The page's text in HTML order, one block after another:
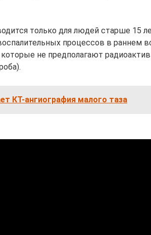
только для людей старше 15
процессов в раннем
не предполагают
КТ-ангиография малого таза